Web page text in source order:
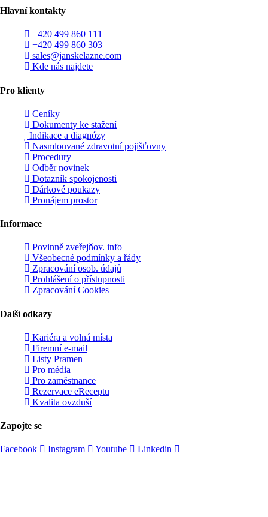
Hlavní kontakty
+420 499 860 111
+420 499 860 303
sales@janskelazne.com
Kde nás najdete
Pro klienty
Ceníky
Dokumenty ke stažení
Indikace a diagnózy
Nasmlouvané zdravotní pojišťovny
Procedury
Odběr novinek
Dotazník spokojenosti
Dárkové poukazy
Pronájem prostor
Informace
Povinně zveřejňov. info
Všeobecné podmínky a řády
Zpracování osob. údajů
Prohlášení o přístupnosti
Zpracování Cookies
Další odkazy
Kariéra a volná místa
Firemní­ e-mail
Listy Pramen
Pro média
Pro zaměstnance
Rezervace eReceptu
Kvalita ovzduší
Zapojte se
Facebook Instagram Youtube Linkedin